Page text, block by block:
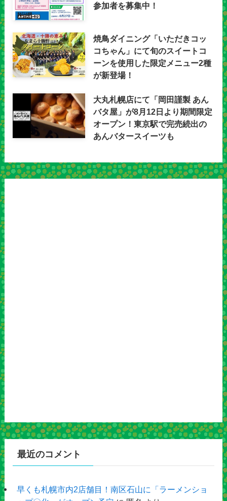
参加者を募集中！
焼鳥ダイニング「いただきコッ
コちゃん」にて旬のスイートコ
ーンを使用した限定メニュー2種
が新登場！
大丸札幌店にて「岡田謹製 あん
バタ屋」が8月12日より期間限定
オープン！東京駅で完売続出の
あんバタースイーツも
最近のコメント
早くも札幌市内2店舗目！南区石山に「ラーメンショ